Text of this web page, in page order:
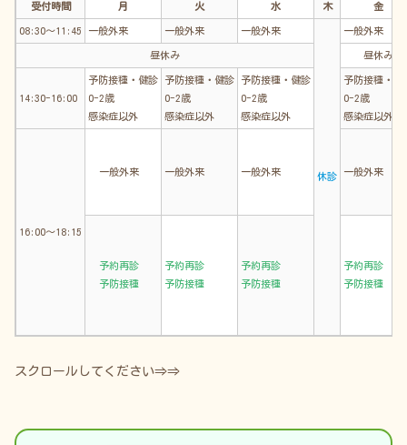
受付時間 月 火 水 木 金
08:30～11:45 一般外来 一般外来 一般外来
休診
一般外来
昼休み 昼休み
14:30-16:00
予防接種・健診
0-2歳
感染症以外
予防接種・健診
0-2歳
感染症以外
予防接種・健診
0-2歳
感染症以外
予防接種・健
0-2歳
感染症以外
16:00～18:15
一般外来 一般外来 一般外来 一般外来
予約再診
予防接種
予約再診
予防接種
予約再診
予防接種
予約再診
予防接種
スクロールしてください⇒⇒